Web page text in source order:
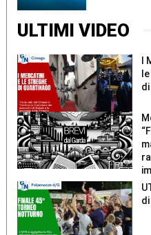
Nome:*
Email:*
ULTIMI VIDEO
I